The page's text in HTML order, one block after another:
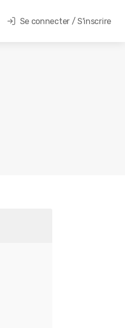
Se connecter / S'inscrire